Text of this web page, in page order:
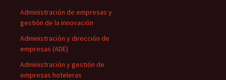
Administración de empresas y
gestión de la innovación
Administración y dirección de
empresas (ADE)
Administración y gestión de
empresas hoteleras